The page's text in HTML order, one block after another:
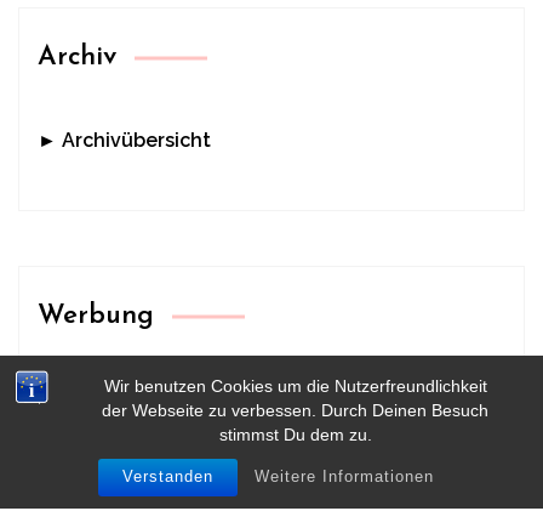
Wir benutzen Cookies um die Nutzerfreundlichkeit
der Webseite zu verbessen. Durch Deinen Besuch
stimmst Du dem zu.
Verstanden Weitere Informationen
Archiv
► Archivübersicht
Werbung